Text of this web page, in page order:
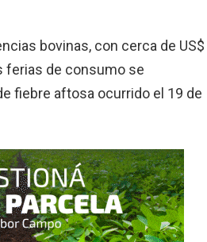
bovinas, con cerca de US$
ferias de consumo se
fiebre aftosa ocurrido el 19 de